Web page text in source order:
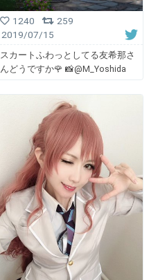
1240
259
2019/07/15
スカートふわっとしてる友希那さ
んどうですか🌹 📸@M_Yoshida